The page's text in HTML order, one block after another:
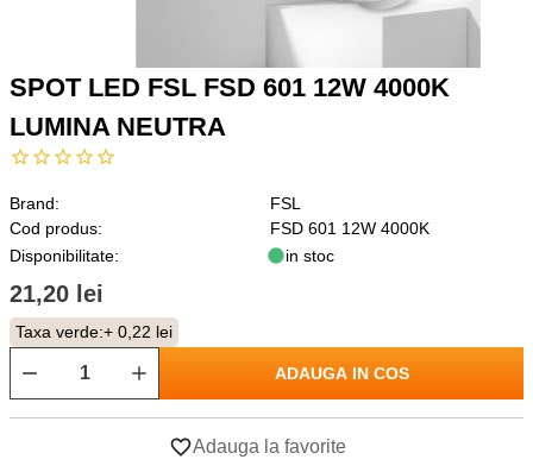
SPOT LED FSL FSD 601 12W 4000K
LUMINA NEUTRA
Brand:
FSL
Cod produs:
FSD 601 12W 4000K
Disponibilitate:
in stoc
21,20 lei
Taxa verde:+ 0,22 lei
ADAUGA IN COS
Adauga la favorite